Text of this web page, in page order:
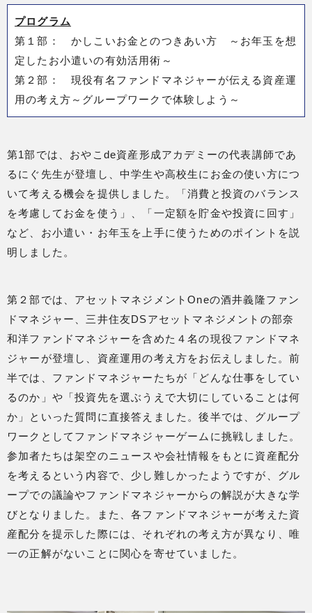
プログラム
第１部： かしこいお金とのつきあい方 ～お年玉を想
定したお小遣いの有効活用術～
第２部： 現役有名ファンドマネジャーが伝える資産運
用の考え方～グループワークで体験しよう～
第1部では、おやこde資産形成アカデミーの代表講師であ
るにぐ先生が登壇し、中学生や高校生にお金の使い方につ
いて考える機会を提供しました。「消費と投資のバランス
を考慮してお金を使う」、「一定額を貯金や投資に回す」
など、お小遣い・お年玉を上手に使うためのポイントを説
明しました。
第２部では、アセットマネジメントOneの酒井義隆ファン
ドマネジャー、三井住友DSアセットマネジメントの部奈
和洋ファンドマネジャーを含めた４名の現役ファンドマネ
ジャーが登壇し、資産運用の考え方をお伝えしました。前
半では、ファンドマネジャーたちが「どんな仕事をしてい
るのか」や「投資先を選ぶうえで大切にしていることは何
か」といった質問に直接答えました。後半では、グループ
ワークとしてファンドマネジャーゲームに挑戦しました。
参加者たちは架空のニュースや会社情報をもとに資産配分
を考えるという内容で、少し難しかったようですが、グル
ープでの議論やファンドマネジャーからの解説が大きな学
びとなりました。また、各ファンドマネジャーが考えた資
産配分を提示した際には、それぞれの考え方が異なり、唯
一の正解がないことに関心を寄せていました。